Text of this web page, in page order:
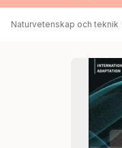
Naturvetenskap och teknik